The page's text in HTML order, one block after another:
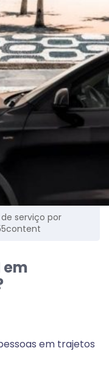
serviço por
em
em trajetos